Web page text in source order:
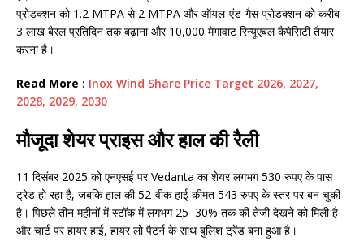
प्रोडक्शन को 1.2 MTPA से 2 MTPA और ऑयल-एंड-गैस प्रोडक्शन को करीब
3 लाख बैरल प्रतिदिन तक बढ़ाना और 10,000 मेगावाट रिन्यूएबल कैपेसिटी तैयार
करना है।
Read More : Inox Wind Share Price Target 2026, 2027,
2028, 2029, 2030
मौजूदा शेयर प्राइस और हाल की रैली
11 दिसंबर 2025 को एनएसई पर Vedanta का शेयर लगभग 530 रुपए के पास
ट्रेड हो रहा है, जबकि हाल की 52-वीक हाई कीमत 543 रुपए के स्तर पर बन चुकी
है। पिछले तीन महीनों में स्टॉक में लगभग 25–30% तक की तेजी देखने को मिली है
और चार्ट पर हायर हाई, हायर लो पैटर्न के साथ बुलिश ट्रेंड बना हुआ है।